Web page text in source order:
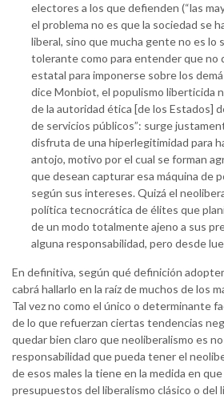
electores a los que defienden (“las
el problema no es que la sociedad se
liberal, sino que mucha gente no es
tolerante como para entender que no
estatal para imponerse sobre los
dice Monbiot, el populismo liberticida
de la autoridad ética [de los Estados]
de servicios públicos”: surge
disfruta de una hiperlegitimidad para
antojo, motivo por el cual se forman
que desean capturar esa máquina de
según sus intereses. Quizá el
política tecnocrática de élites que
de un modo totalmente ajeno a sus
alguna responsabilidad, pero desde
En definitiva, según qué definición
cabrá hallarlo en la raíz de muchos de los
Tal vez no como el único o determinante
de lo que refuerzan ciertas tendencias
quedar bien claro que neoliberalismo es
responsabilidad que pueda tener el
de esos males la tiene en la medida en
presupuestos del liberalismo clásico o del